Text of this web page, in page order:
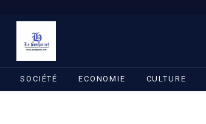
SOCIÉTÉ ECONOMIE CULTURE